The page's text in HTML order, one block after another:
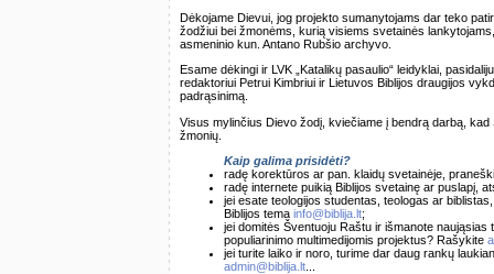
Dėkojame Dievui, jog projekto sumanytojams dar teko
žodžiui bei žmonėms, kurią visiems svetainės
asmeninio kun. Antano Rubšio archyvo.
Esame dėkingi ir LVK „Katalikų pasaulio“ leidyklai,
redaktoriui Petrui Kimbriui ir Lietuvos Biblijos draugijos
padrąsinimą.
Visus mylinčius Dievo žodį, kviečiame į bendrą darbą,
žmonių.
Kaip galima prisidėti?
radę korektūros ar pan. klaidų svetainėje,
radę internete puikią Biblijos svetainę ar puslapį,
jei esate teologijos studentas, teologas ar
Biblijos tema info@biblija.lt;
jei domitės Šventuoju Raštu ir išmanote
populiarinimo multimedijomis projektus? Rašykite
jei turite laiko ir noro, turime dar daug rankų
admin@biblija.lt